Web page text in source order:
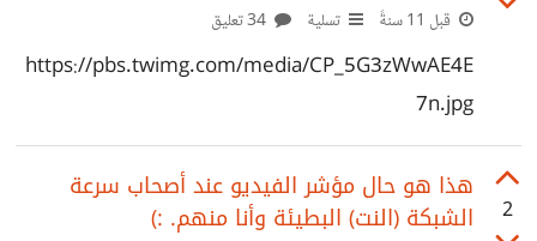
قبل 11 سنةً تسلية
https://pbs.twimg.com/media/CP_5G3zWwAE4E
7n.jpg
2
هذا هو حال مؤشر الفيديو عند أصحاب سرعة
الشبكة (النت) البطيئة وأنا منهم. :)